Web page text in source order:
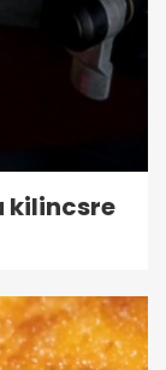
kilincsre